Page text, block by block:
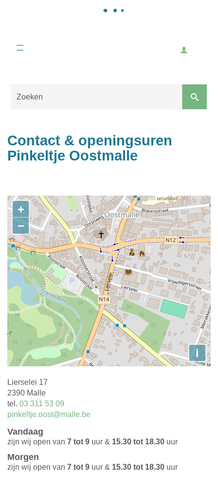
Contact & openingsuren
Pinkeltje Oostmalle
Contact
+
−
i
Adres
Lierselei 17
,
2390 Malle
tel. 03 311 53 09
E-
pinkeltje.oost@malle.be
Vandaag
zijn wij open van 7 tot 9 uur & 15.30 tot 18.30 uur
Morgen
zijn wij open van 7 tot 9 uur & 15.30 tot 18.30 uur